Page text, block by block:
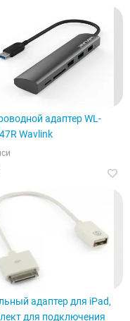
адаптер WL-
Wavlink
адаптер для iPad,
для подключения